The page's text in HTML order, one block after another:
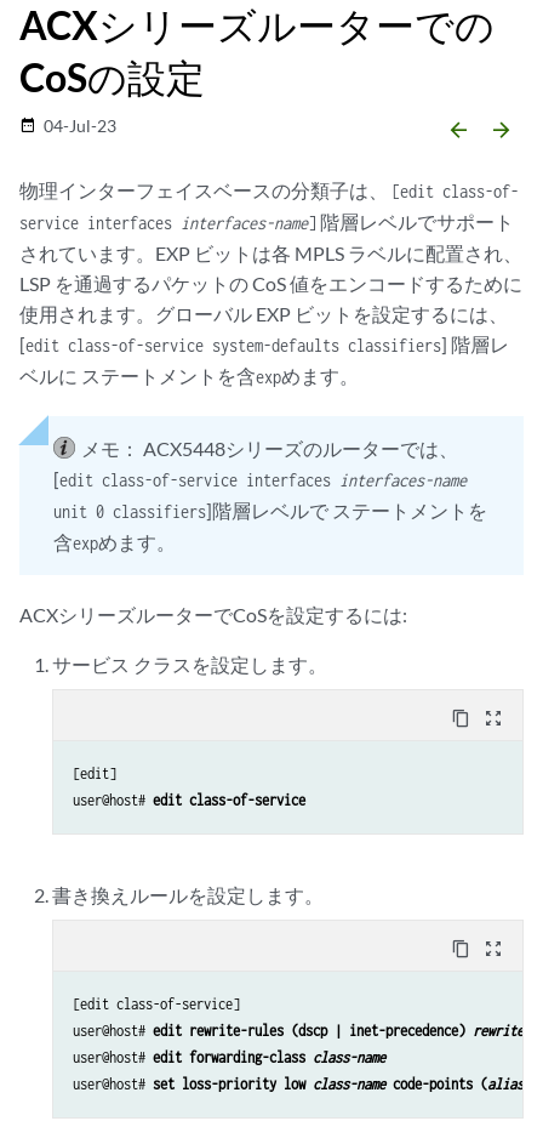
ACXシリーズルーターでの
CoSの設定
date_range 04-Jul-23 arrow_backward arrow_forward
物理インターフェイスベースの分類子は、
[edit class-of-
service interfaces interfaces-name] 階層レベルでサポート
されています。EXP ビットは各 MPLS ラベルに配置され、
LSP を通過するパケットの CoS 値をエンコードするために
使用されます。グローバル EXP ビットを設定するには、
[edit class-of-service system-defaults classifiers] 階層レ
ベルに ステートメントを含expめます。
メモ： ACX5448シリーズのルーターでは、
[edit class-of-service interfaces interfaces-name
unit 0 classifiers]階層レベルで ステートメントを
含expめます。
ACXシリーズルーターでCoSを設定するには:
サービス クラスを設定します。
content_copy zoom_out_map
[edit]
user@host# edit class-of-service
書き換えルールを設定します。
content_copy zoom_out_map
[edit class-of-service]
user@host# edit rewrite-rules (dscp | inet-precedence) rewrite-
user@host# edit forwarding-class class-name
user@host# set loss-priority low class-name code-points (alias |